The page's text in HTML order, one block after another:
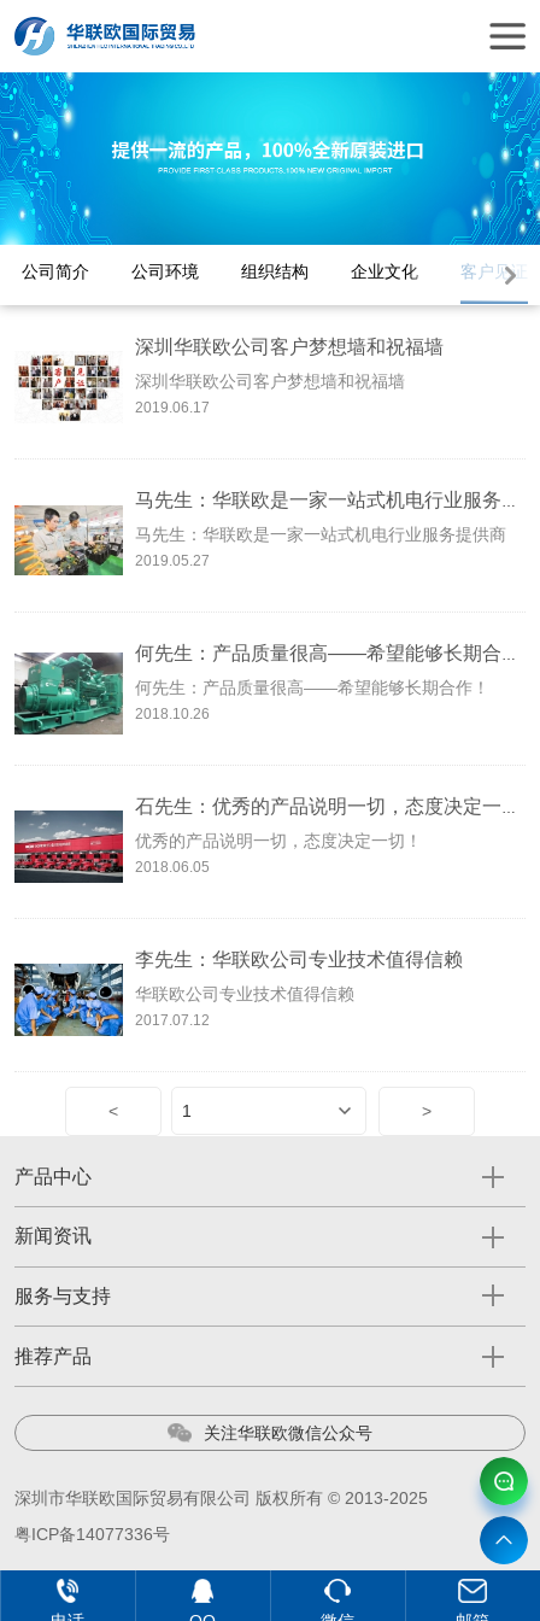
公司简介 公司环境 组织结构 企业文化 客户见证
深圳华联欧公司客户梦想墙和祝福墙
深圳华联欧公司客户梦想墙和祝福墙
2019.06.17
马先生：华联欧是一家一站式机电行业服务提供商
2019.05.27
何先生：产品质量很高——希望能够长期合作！
何先生：产品质量很高——希望能够长期合作！
2018.10.26
石先生：优秀的产品说明一切，态度决定一切！
优秀的产品说明一切，态度决定一切！
2018.06.05
李先生：华联欧公司专业技术值得信赖
华联欧公司专业技术值得信赖
2017.07.12
< >
产品中心
新闻资讯
服务与支持
推荐产品
关注华联欧微信公众号
深圳市华联欧国际贸易有限公司 版权所有 © 2013-2025
粤ICP备14077336号